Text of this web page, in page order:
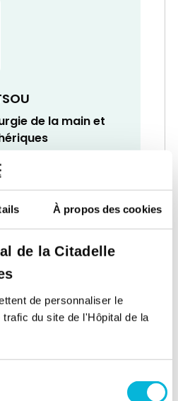
À propos des cookies
de la Citadelle
de personnaliser le
trafic du site de l'Hôpital de la
de la main et